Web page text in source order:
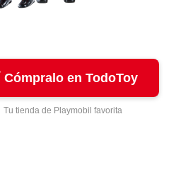
Cómpralo en TodoToy
Tu tienda de Playmobil favorita